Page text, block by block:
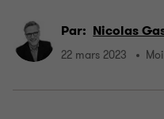
Par: Nicolas
22 mars 2023